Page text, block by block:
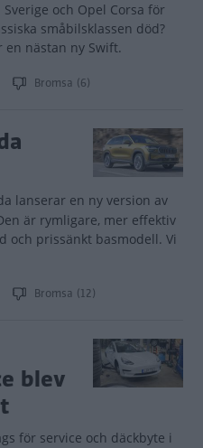
och Opel Corsa för
småbilsklassen död?
en nästan ny Swift.
Bromsa (6)
lanserar en ny version av
är rymligare, mer effektiv
och prissänkt basmodell. Vi
Bromsa (12)
blev
för service och däckbyte i